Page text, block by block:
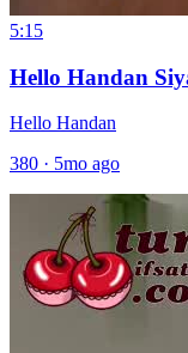
5:15
Hello Handan
Hello Handan
380 · 5mo ago